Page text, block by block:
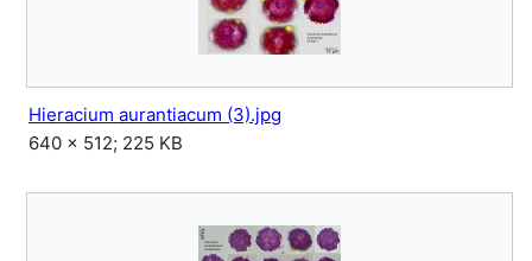
Hieracium aurantiacum (3).jpg
640 × 512; 225 KB